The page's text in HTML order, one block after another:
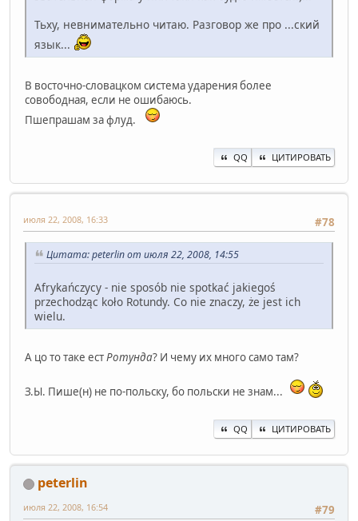
Тьху, невнимательно читаю. Разговор же про ...ский
язык...
В восточно-словацком система ударения более
совободная, если не ошибаюсь.
Пшепрашам за флуд.
QQ ЦИТИРОВАТЬ
#78
июля 22, 2008, 16:33
Цитата: peterlin от июля 22, 2008, 14:55
Afrykańczycy - nie sposób nie spotkać jakiegoś
przechodząc koło Rotundy. Co nie znaczy, że jest ich
wielu.
А цо то таке естРотунда? И чему их много само там?
З.Ы. Пише(н) не по-польску, бо польски не знам...
QQ ЦИТИРОВАТЬ
peterlin
#79
июля 22, 2008, 16:54